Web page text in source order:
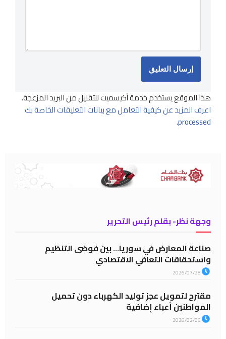
هذا الموقع يستخدم خدمة أكيسميت للتقليل من البريد المزعجة.
اعرف المزيد عن كيفية التعامل مع بيانات التعليقات الخاصة بك
processed
.
وجهة نظر- بقلم رئيس التحرير
صناعة المعارض في سوريا… بين فوضى التنظيم
واستحقاقات التعافي الاقتصادي
مقترح لتمويل عجز توليد الكهرباء دون تحميل
المواطنين أعباء إضافية